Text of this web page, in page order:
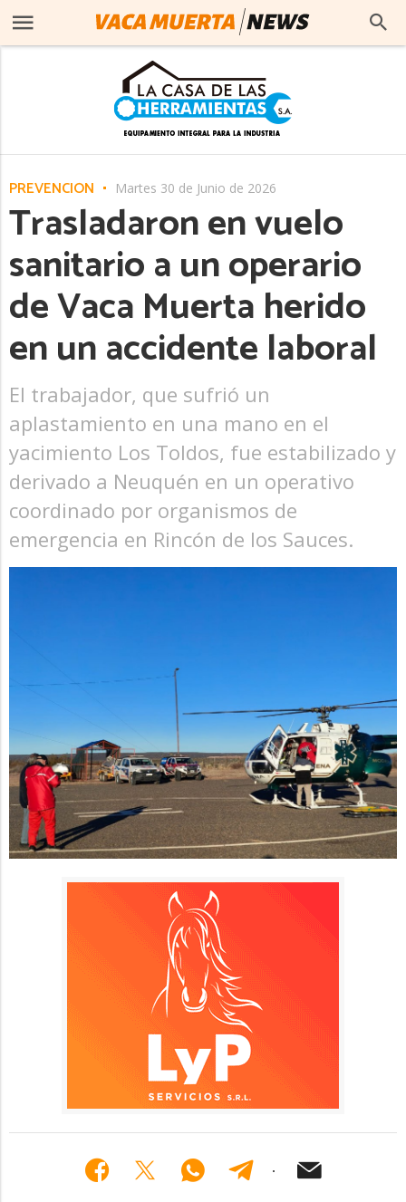
PREVENCIÓN Martes 30 de Junio de 2026
Trasladaron en vuelo
sanitario a un operario
de Vaca Muerta herido
en un accidente laboral
El trabajador, que sufrió un
aplastamiento en una mano en el
yacimiento Los Toldos, fue estabilizado y
derivado a Neuquén en un operativo
coordinado por organismos de
emergencia en Rincón de los Sauces.